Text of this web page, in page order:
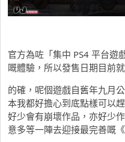
官方為咗「集中 PS4 平台遊
嘅體驗，所以發售日期目前
的確，呢個遊戲自舊年九月
本我都好擔心到底點樣可以
好少會有崩壞作品，亦好少
意多等一陣去迎接最完善嘅